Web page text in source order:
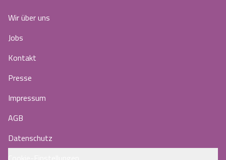
Wir über uns
Jobs
Kontakt
Presse
Impressum
AGB
Datenschutz